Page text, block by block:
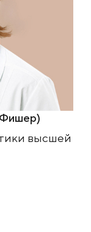
высшей